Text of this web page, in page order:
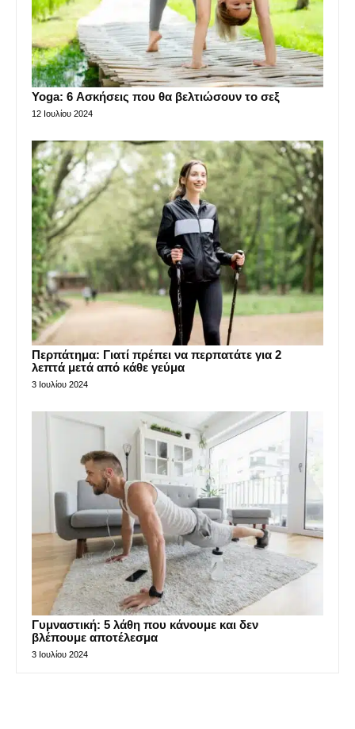
Yoga: 6 Ασκήσεις που θα βελτιώσουν το σεξ
12 Ιουλίου 2024
Περπάτημα: Γιατί πρέπει να περπατάτε για 2
λεπτά μετά από κάθε γεύμα
3 Ιουλίου 2024
Γυμναστική: 5 λάθη που κάνουμε και δεν
βλέπουμε αποτέλεσμα
3 Ιουλίου 2024